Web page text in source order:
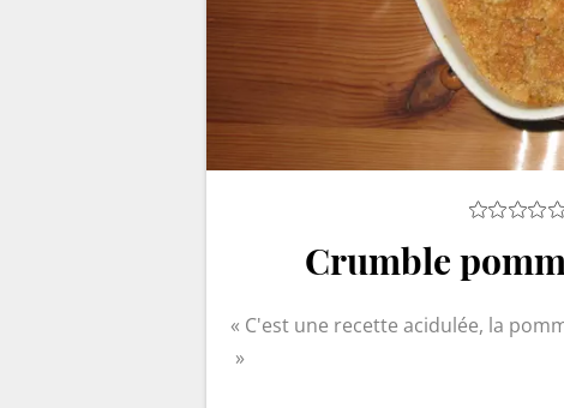
Crumble
C'est une recette acidulée, la